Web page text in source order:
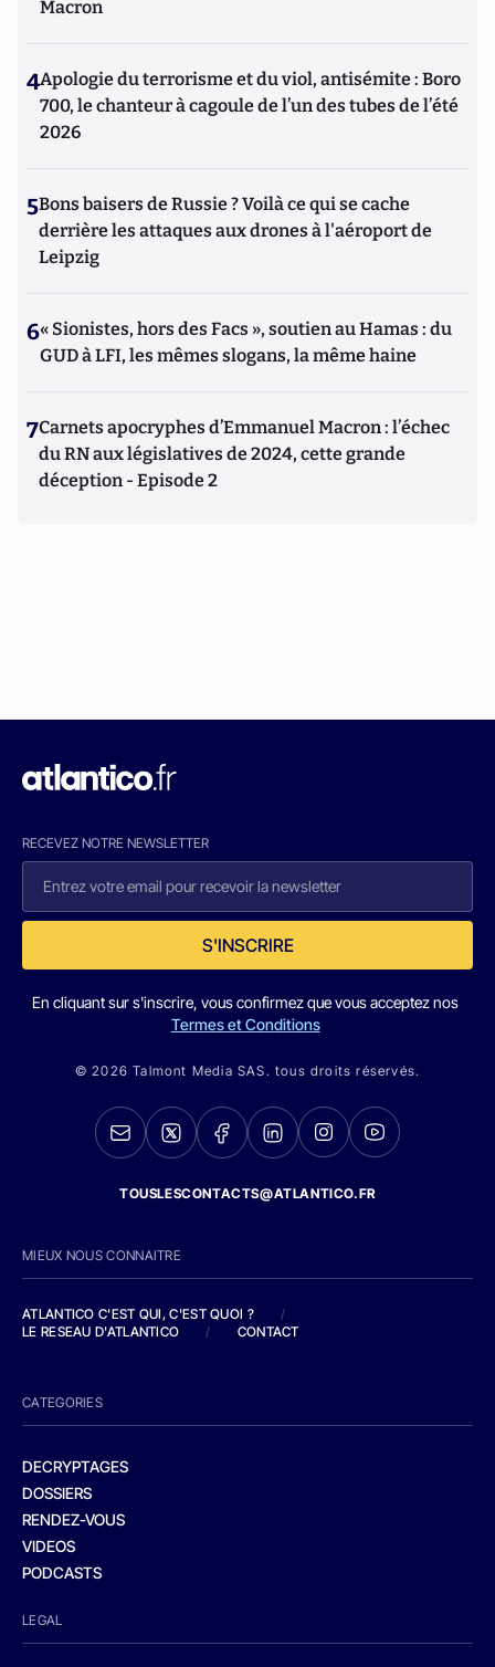
Macron
4Apologie du terrorisme et du viol, antisémite : Boro
700, le chanteur à cagoule de l’un des tubes de l’été
2026
5Bons baisers de Russie ? Voilà ce qui se cache
derrière les attaques aux drones à l'aéroport de
Leipzig
6« Sionistes, hors des Facs », soutien au Hamas : du
GUD à LFI, les mêmes slogans, la même haine
7Carnets apocryphes d’Emmanuel Macron : l’échec
du RN aux législatives de 2024, cette grande
déception - Episode 2
RECEVEZ NOTRE NEWSLETTER
S'INSCRIRE
En cliquant sur s'inscrire, vous confirmez que vous acceptez nos
Termes et Conditions
© 2026 Talmont Media SAS. tous droits réservés.
TOUSLESCONTACTS@ATLANTICO.FR
MIEUX NOUS CONNAITRE
ATLANTICO C'EST QUI, C'EST QUOI ?
/
LE RESEAU D'ATLANTICO
/ CONTACT
CATEGORIES
DECRYPTAGES
DOSSIERS
RENDEZ-VOUS
VIDEOS
PODCASTS
LEGAL